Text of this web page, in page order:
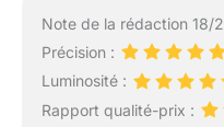
Note de la rédaction 18/
Précision :
Luminosité :
Rapport qualité-prix :